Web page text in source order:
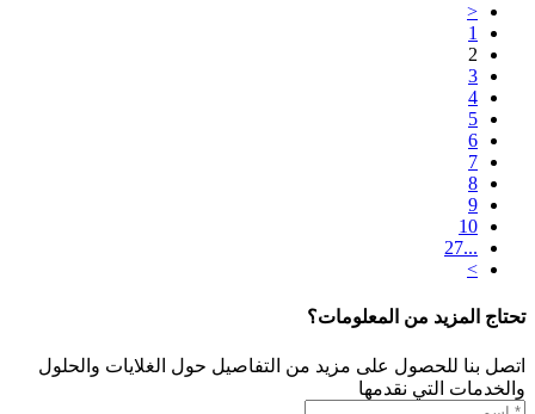
<
1
2
3
4
5
6
7
8
9
10
...27
>
تحتاج المزيد من المعلومات؟
اتصل بنا للحصول على مزيد من التفاصيل حول الغلايات والحلول
والخدمات التي نقدمها